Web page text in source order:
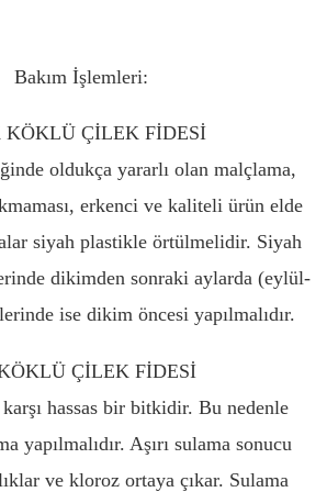
Bakım İşlemleri:
KÖKLÜ ÇİLEK FİDESİ
oldukça yararlı olan malçlama,
erkenci ve kaliteli ürün elde
siyah plastikle örtülmelidir. Siyah
dikimden sonraki aylarda (eylül-
ise dikim öncesi yapılmalıdır.
ÇİLEK FİDESİ
karşı hassas bir bitkidir. Bu nedenle
yapılmalıdır. Aşırı sulama sonucu
ve kloroz ortaya çıkar. Sulama